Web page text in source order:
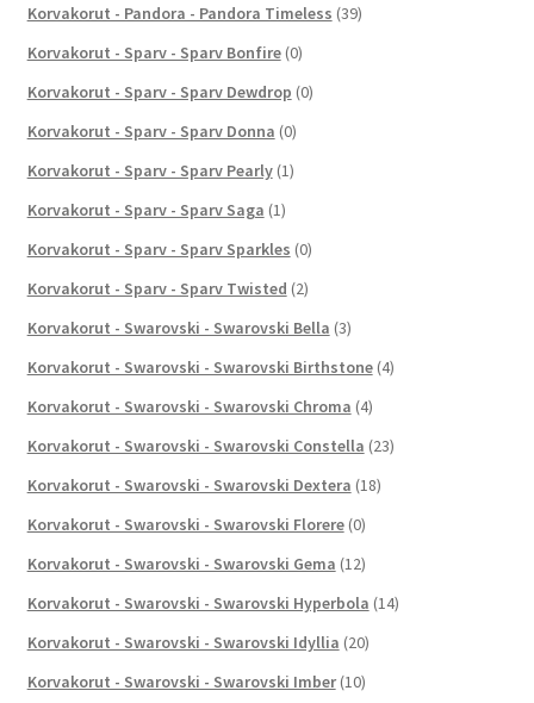
Korvakorut - Pandora - Pandora Timeless (39)
Korvakorut - Sparv - Sparv Bonfire (0)
Korvakorut - Sparv - Sparv Dewdrop (0)
Korvakorut - Sparv - Sparv Donna (0)
Korvakorut - Sparv - Sparv Pearly (1)
Korvakorut - Sparv - Sparv Saga (1)
Korvakorut - Sparv - Sparv Sparkles (0)
Korvakorut - Sparv - Sparv Twisted (2)
Korvakorut - Swarovski - Swarovski Bella (3)
Korvakorut - Swarovski - Swarovski Birthstone (4)
Korvakorut - Swarovski - Swarovski Chroma (4)
Korvakorut - Swarovski - Swarovski Constella (23)
Korvakorut - Swarovski - Swarovski Dextera (18)
Korvakorut - Swarovski - Swarovski Florere (0)
Korvakorut - Swarovski - Swarovski Gema (12)
Korvakorut - Swarovski - Swarovski Hyperbola (14)
Korvakorut - Swarovski - Swarovski Idyllia (20)
Korvakorut - Swarovski - Swarovski Imber (10)